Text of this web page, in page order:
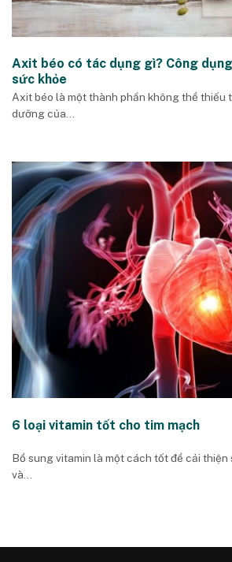
Axit béo có tác dụng gì? Công
sức khỏe
Axit béo là một thành phần không thể thiếu
dưỡng của...
6 loại vitamin tốt cho tim mạch
Bổ sung vitamin là một cách tốt để cải thiện
và...